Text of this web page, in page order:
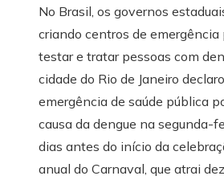
No Brasil, os governos
criando centros de emergência
testar e tratar pessoas com
cidade do Rio de Janeiro
emergência de saúde pública
causa da dengue na segunda-
dias antes do início da
anual do Carnaval, que atrai